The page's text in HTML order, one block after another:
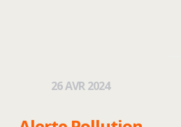
26AVR 2024